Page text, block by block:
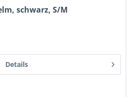
schwarz, S/M
Details